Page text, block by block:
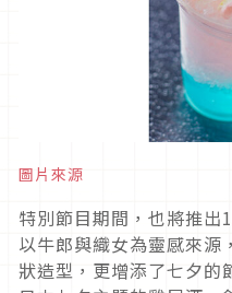
圖片來源
特別節目期間，也將推出
以牛郎與織女為靈感來源
狀造型，更增添了七夕的